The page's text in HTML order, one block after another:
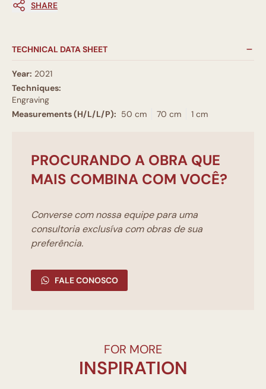
SHARE
TECHNICAL DATA SHEET
Year: 2021
Techniques:
Engraving
Measurements (H/L/L/P): 50 cm 70 cm 1 cm
PROCURANDO A OBRA QUE
MAIS COMBINA COM VOCÊ?
Converse com nossa equipe para uma
consultoria exclusíva com obras de sua
preferência.
FALE CONOSCO
FOR MORE
INSPIRATION